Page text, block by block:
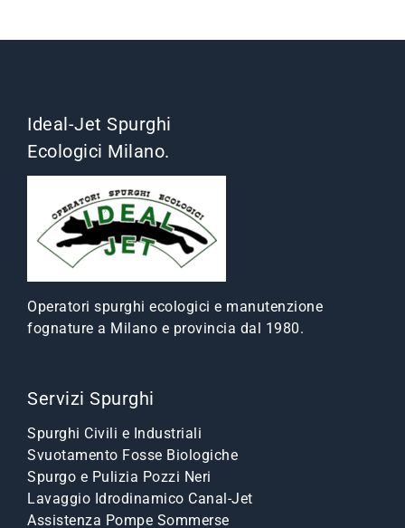
Ideal-Jet Spurghi
Ecologici Milano.
Operatori spurghi ecologici e manutenzione
fognature a Milano e provincia dal 1980.
Servizi Spurghi
Spurghi Civili e Industriali
Svuotamento Fosse Biologiche
Spurgo e Pulizia Pozzi Neri
Lavaggio Idrodinamico Canal-Jet
Assistenza Pompe Sommerse